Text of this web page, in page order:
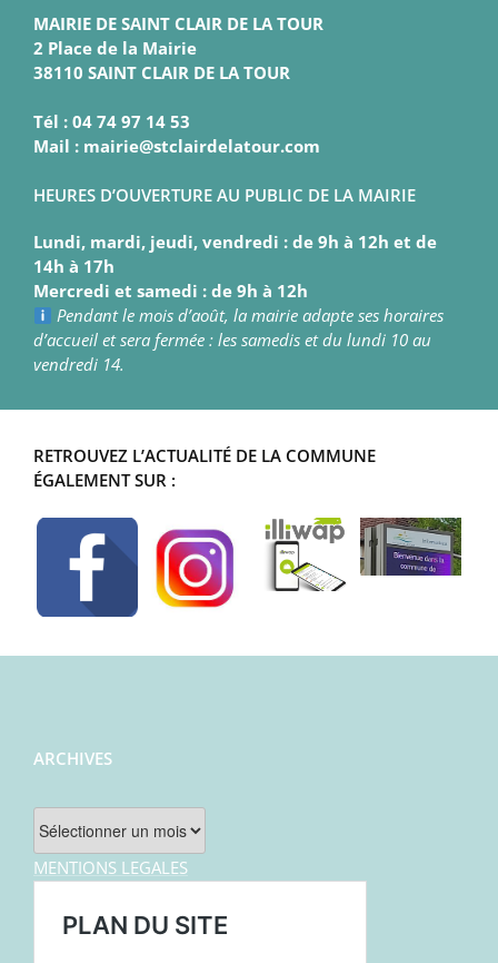
MAIRIE DE SAINT CLAIR DE LA TOUR
2 Place de la Mairie
38110 SAINT CLAIR DE LA TOUR
Tél : 04 74 97 14 53
Mail : mairie@stclairdelatour.com
HEURES D’OUVERTURE AU PUBLIC DE LA MAIRIE
Lundi, mardi, jeudi, vendredi : de 9h à 12h et de
14h à 17h
Mercredi et samedi : de 9h à 12h
Pendant le mois d’août, la mairie adapte ses horaires
d’accueil et sera fermée : les samedis et du lundi 10 au
vendredi 14.
RETROUVEZ L’ACTUALITÉ DE LA COMMUNE
ÉGALEMENT SUR :
ARCHIVES
Archives
MENTIONS LEGALES